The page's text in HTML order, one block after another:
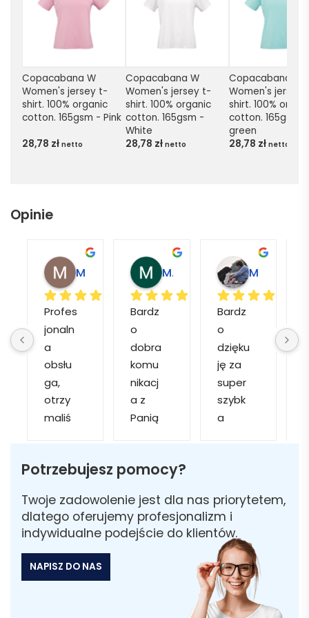
Copacabana W
Women's jersey t-
shirt. 100% organic
cotton. 165gsm - Pink
28,78 zł netto
Copacabana W
Women's jersey t-
shirt. 100% organic
cotton. 165gsm -
White
28,78 zł netto
Copacabana W
Women's jersey
shirt. 100%
cotton. 165gsm
green
28,78 zł netto
Opinie
Profes
jonaln
a
obsłu
ga,
otrzy
maliś
wizuali
któryc
h
mogliś
Marcin M.
Bardz
o
dobra
komu
nikacj
a z
Panią
Szybk
realiza
cja ✅
Szybk
Bardz
o
dzięku
ję za
super
szybk
a
Został
am
poinfo
rmow
ana
że
część
Potrzebujesz pomocy?
Twoje zadowolenie jest dla nas priorytetem,
dlatego oferujemy profesjonalizm i
indywidualne podejście do klientów.
NAPISZ DO NAS